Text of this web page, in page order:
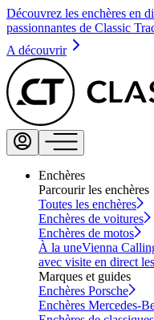
Découvrez les enchères en
passionnantes de Classic
A découvrir
Enchères
Parcourir les enchères
Toutes les enchères
Enchères de voitures
Enchères de motos
À la uneVienna
avec visite en direct
Marques et guides
Enchères Porsche
Enchères Mercedes-